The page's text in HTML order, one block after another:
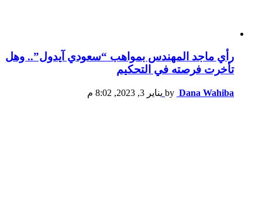
رأي ماجد المهندس بمواهب “سعودي آيدول”.. وهل
تأخرت فرصته في التحكيم
by Dana Wahiba يناير 3, 2023, 8:02 م